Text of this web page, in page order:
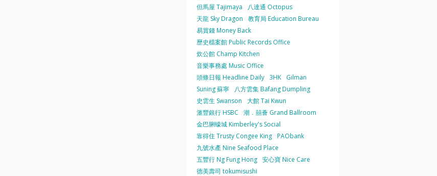
但馬屋 Tajimaya
八達通 Octopus
天龍 Sky Dragon
教育局 Education Bureau
易賞錢 Money Back
歷史檔案館 Public Records Office
炊公館 Champ Kitchen
音樂事務處 Music Office
頭條日報 Headline Daily 3HK
Gilman
Suning 蘇寧
八方雲集 Bafang Dumpling
史雲生 Swanson
大館 Tai Kwun
滙豐銀行 HSBC
潮．囍薈 Grand Ballroom
金巴脷蠔城 Kimberley's Social
靠得住 Trusty Congee King PAObank
九號水產 Nine Seafood Place
五豐行 Ng Fung Hong 安心寶 Nice Care
德美壽司 tokumisushi